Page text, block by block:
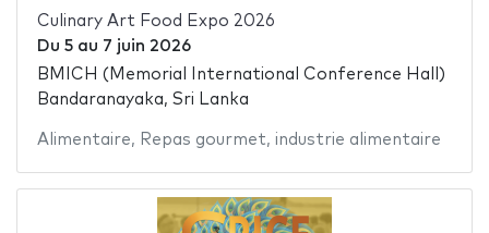
Culinary Art Food Expo 2026
Du 5au 7 juin 2026
BMICH (Memorial International Conference Hall)
Bandaranayaka, Sri Lanka
Alimentaire, Repas gourmet, industrie alimentaire